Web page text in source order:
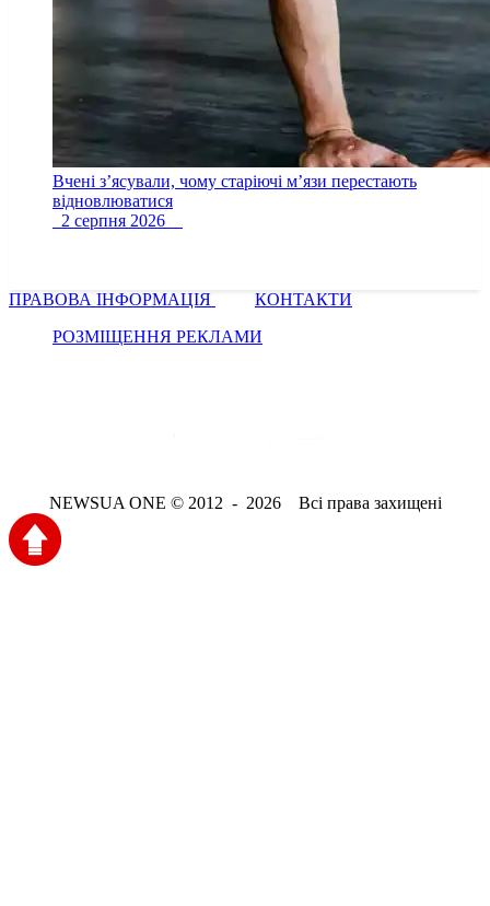
Вчені з’ясували, чому старіючі м’язи перестають
відновлюватися
2 серпня 2026
ПРАВОВА ІНФОРМАЦІЯ
КОНТАКТИ
РОЗМІЩЕННЯ РЕКЛАМИ
NEWSUA ONE © 2012 - 2026 Всі права захищені